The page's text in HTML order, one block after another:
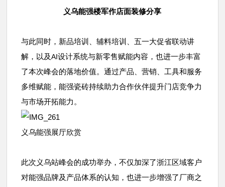
义乌能强楼军作店面装修分享
与此同时，新品培训、辅料培训、五一大促省联动讲
解，以及AI设计系统与新零售赋能内容，也进一步丰富
了本次峰会的落地价值。通过产品、营销、工具和服务
多维赋能，能强瓷砖持续助力合作伙伴提升门店竞争力
与市场开拓能力。
义乌能强展厅欣赏
此次义乌站峰会的成功举办，不仅加深了浙江区域客户
对能强品牌及产品体系的认知，也进一步增强了厂商之